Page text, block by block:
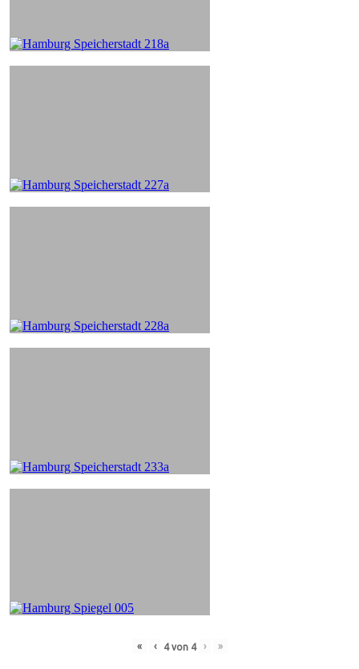
« ‹ 4von 4 › »